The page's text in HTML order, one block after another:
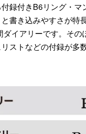
録付きB6リング・マ
書き込みやすさが特
ダイアリーです。その
ストなどの付録が多